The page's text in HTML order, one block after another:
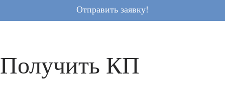
Отправить заявку!
Получить КП